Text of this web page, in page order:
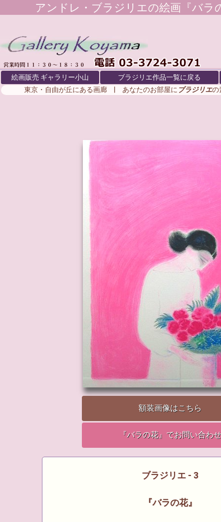
アンドレ・ブラジリエの絵画『バラ
絵画販売 ギャラリー小山
ブラジリエ作品一覧に戻る
東京・自由が丘にある画廊 | あなたのお部屋に ブラジリエの
額装画像はこちら
『バラの花』でお問い合わせ
ブラジリエ - 3
『バラの花』